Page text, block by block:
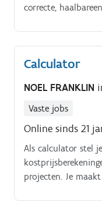
correcte,
Calculator
NOEL FRANKLIN
Vaste jobs
Online sinds 21
Als calculator stel
projecten. Je